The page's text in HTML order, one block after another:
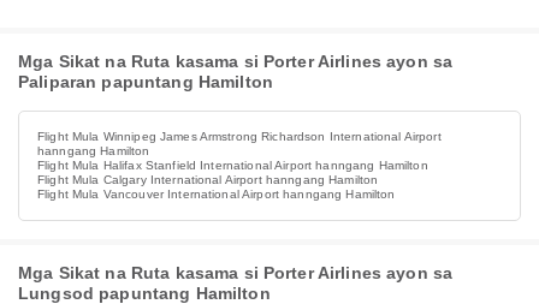
Mga Sikat na Ruta kasama si Porter Airlines ayon sa
Paliparan papuntang Hamilton
Flight Mula Winnipeg James Armstrong Richardson International Airport
hanngang Hamilton
Flight Mula Halifax Stanfield International Airport hanngang Hamilton
Flight Mula Calgary International Airport hanngang Hamilton
Flight Mula Vancouver International Airport hanngang Hamilton
Mga Sikat na Ruta kasama si Porter Airlines ayon sa
Lungsod papuntang Hamilton